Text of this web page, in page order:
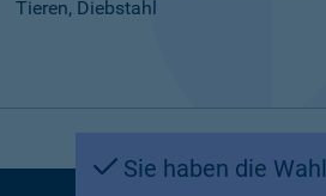
Tieren, Diebstahl
Sie haben die Wahl